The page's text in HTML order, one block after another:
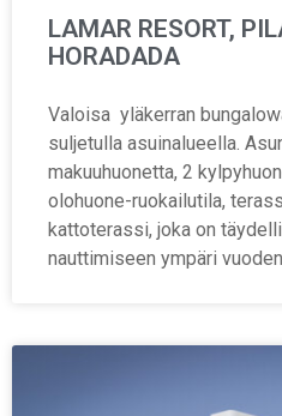
LAMAR RESORT,
HORADADA
Valoisa yläkerran
suljetulla asuinalueella.
makuuhuonetta, 2
olohuone-ruokailutila,
kattoterassi, joka on
nauttimiseen ympäri